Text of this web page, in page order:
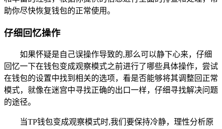
助你尽快恢复钱包的正常使用。
仔细回忆操作
如果怀疑是自己误操作导致的,那么可以静下心来，仔细
回忆一下在钱包变成观察模式之前进行了哪些具体操作，尝试
在钱包的设置中找到相关的选项，看是否能够将其调整回正常
模式，就像在迷宫中寻找正确的出口一样，仔细寻找解决问题
的途径。
当TP钱包变成观察模式时,我们要保持冷静，理性分析原